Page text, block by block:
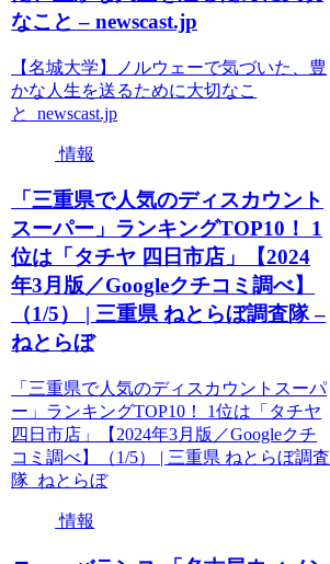
なこと – newscast.jp
【名城大学】ノルウェーで気づいた、豊
かな人生を送るために大切なこ
と newscast.jp
情報
「三重県で人気のディスカウント
スーパー」ランキングTOP10！ 1
位は「タチヤ 四日市店」【2024
年3月版／Googleクチコミ調べ】
（1/5） | 三重県 ねとらぼ調査隊 –
ねとらぼ
「三重県で人気のディスカウントスーパ
ー」ランキングTOP10！ 1位は「タチヤ
四日市店」【2024年3月版／Googleクチ
コミ調べ】（1/5） | 三重県 ねとらぼ調査
隊 ねとらぼ
情報